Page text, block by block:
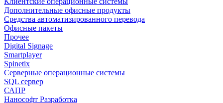
Дополнительные офисные продукты
Средства автоматизированного перевода
Офисные пакеты
Прочее
Digital Signage
Smartplayer
Spinetix
Серверные операционные системы
SQL сервер
САПР
Нанософт Разработка